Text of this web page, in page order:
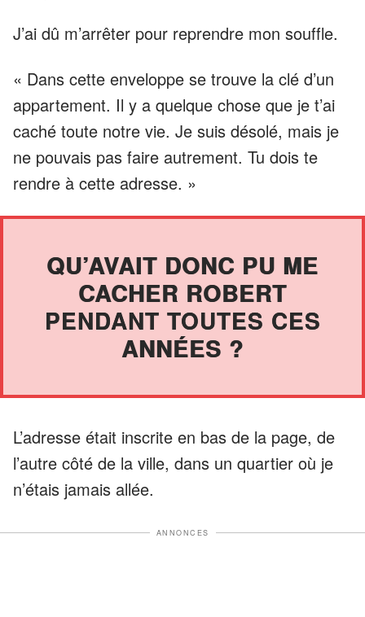
J’ai dû m’arrêter pour reprendre mon souffle.
« Dans cette enveloppe se trouve la clé d’un
appartement. Il y a quelque chose que je t’ai
caché toute notre vie. Je suis désolé, mais je
ne pouvais pas faire autrement. Tu dois te
rendre à cette adresse. »
QU’AVAIT DONC PU ME
CACHER ROBERT
PENDANT TOUTES CES
ANNÉES ?
L’adresse était inscrite en bas de la page, de
l’autre côté de la ville, dans un quartier où je
n’étais jamais allée.
ANNONCES